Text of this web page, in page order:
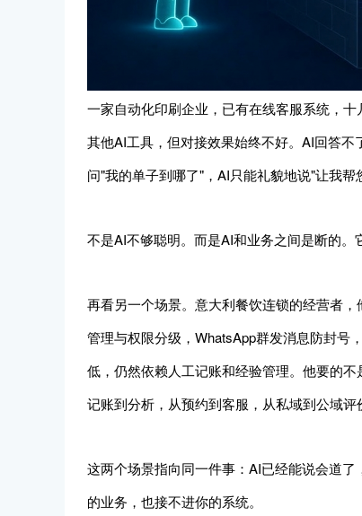
一家自动化印刷企业，已有在线客服系统，
其他AI工具，但对接效果始终不好。AI回答
问"我的单子到哪了"，AI只能礼貌地说"让我
不是AI不够聪明。而是AI和业务之间是断的。
再看另一个场景。意大利餐饮连锁的经营者
管理与权限分级，WhatsApp群发消息防封号
低，仍然依赖人工记账和经验管理。他要的
记账到分析，从预约到客服，从私域到公域评
这两个场景指向同一件事：AI已经能说会道
的业务，也接不进你的系统。